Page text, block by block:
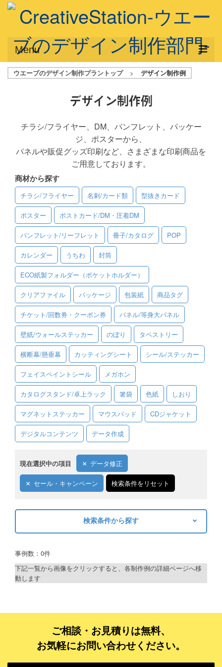
Menu
サービス概要
デザインプラン
フルデザイン
データ修正
写真からイラスト作成
デザイン制作例
ご利用料金
ご利用ガイド
ご利用の流れ
ご注文方法について
キャンセルについて
FAQ（よくあるご質問）
資料をダウンロード
ご利用規約
お見積り・お問合せ
ウエーブのデザイン制作プラントップ > デザイン制作例
デザイン制作例
チラシ/フライヤー、DM、パンフレット、パッケー
ジ、ポスターから、
パネルや販促グッズ印刷など、さまざまな印刷商品を
ご用意しております。
商材から探す
チラシ/フライヤー 名刺/カード類 型抜きカード
ポスター ポストカード/DM・圧着DM
パンフレット/リーフレット 冊子/カタログ POP
カレンダー うちわ 封筒
ECO紙製フォルダー（ポケットホルダー）
クリアファイル パッケージ 包装紙 商品タグ
チケット/回数券・クーポン券 パネル/等身大パネル
壁紙/ウォールステッカー のぼり タペストリー
横断幕/懸垂幕 カッティングシート シール/ステッカー
フェイスペイントシール メガホン
カタログスタンド/卓上ラック 箸袋 色紙 しおり
マグネットステッカー マウスパッド CDジャケット
デジタルコンテンツ データ作成
現在選択中の項目 データ修正
セール・キャンペーン 検索条件をリセット
検索条件から探す
制作プランで探す
ベーシックコース
シルバーコース
ゴールドコース
事例数：0件
下記一覧から画像をクリックすると、各制作例の詳細ページへ移
動します
ご相談・お見積りは無料、
お気軽にお問い合わせください。